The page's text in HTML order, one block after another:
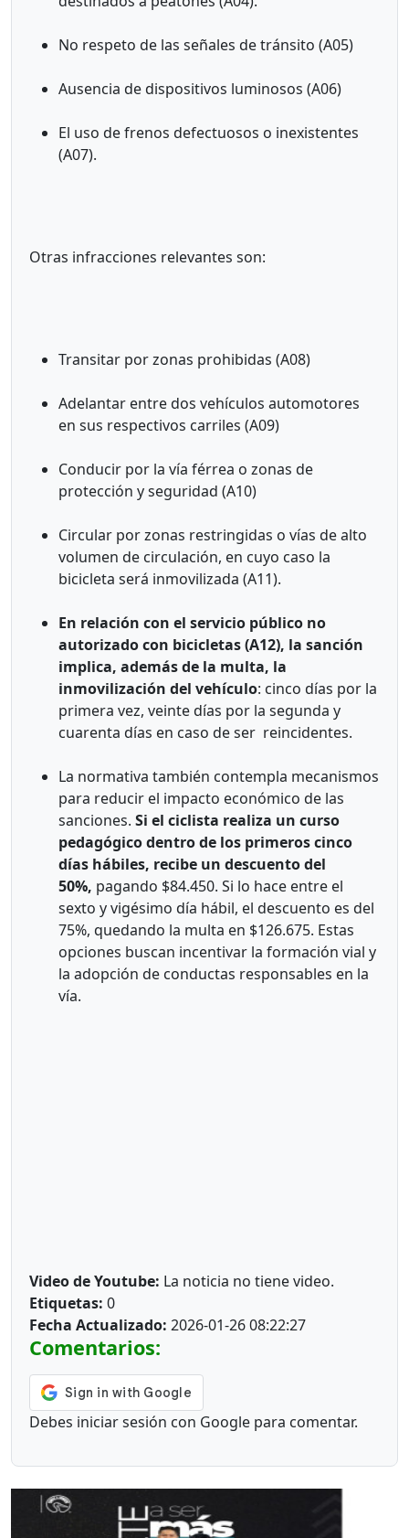
No respeto de las señales de tránsito (A05)
Ausencia de dispositivos luminosos (A06)
El uso de frenos defectuosos o inexistentes
(A07).
Otras infracciones relevantes son:
Transitar por zonas prohibidas (A08)
Adelantar entre dos vehículos automotores
en sus respectivos carriles (A09)
Conducir por la vía férrea o zonas de
protección y seguridad (A10)
Circular por zonas restringidas o vías de alto
volumen de circulación, en cuyo caso la
bicicleta será inmovilizada (A11).
En relación con el servicio público no
autorizado con bicicletas (A12), la sanción
implica, además de la multa, la
inmovilización del vehículo: cinco días por la
primera vez, veinte días por la segunda y
cuarenta días en caso de ser reincidentes.
La normativa también contempla mecanismos
para reducir el impacto económico de las
sanciones. Si el ciclista realiza un curso
pedagógico dentro de los primeros cinco
días hábiles, recibe un descuento del
50%, pagando $84.450. Si lo hace entre el
sexto y vigésimo día hábil, el descuento es del
75%, quedando la multa en $126.675. Estas
opciones buscan incentivar la formación vial y
la adopción de conductas responsables en la
vía.
Video de Youtube: La noticia no tiene video.
Etiquetas: 0
Fecha Actualizado: 2026-01-26 08:22:27
Comentarios:
Debes iniciar sesión con Google para comentar.